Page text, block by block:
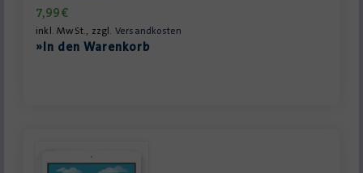
7,99€
inkl. MwSt., zzgl. Versandkosten
»In den Warenkorb